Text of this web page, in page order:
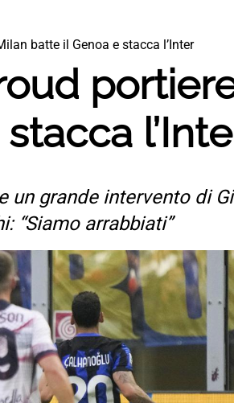
batte il Genoa e stacca l’Inter
un grande intervento di
“Siamo arrabbiati”